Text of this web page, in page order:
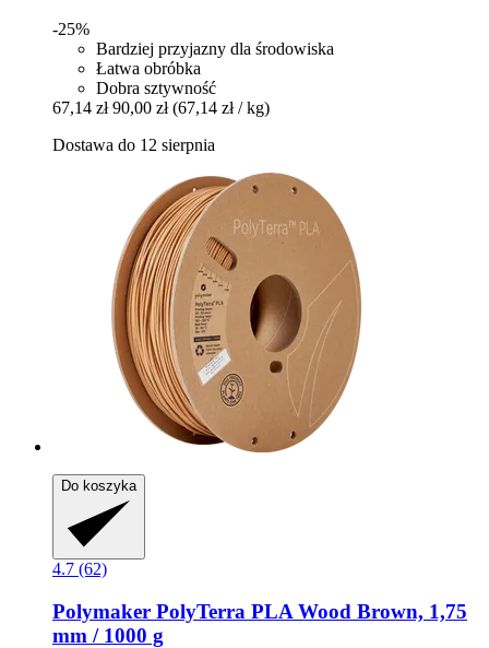
-25%
Bardziej przyjazny dla środowiska
Łatwa obróbka
Dobra sztywność
67,14 zł 90,00 zł (67,14 zł / kg)
Dostawa do 12 sierpnia
Do koszyka
4.7 (62)
Polymaker PolyTerra PLA Wood Brown, 1,75
mm / 1000 g